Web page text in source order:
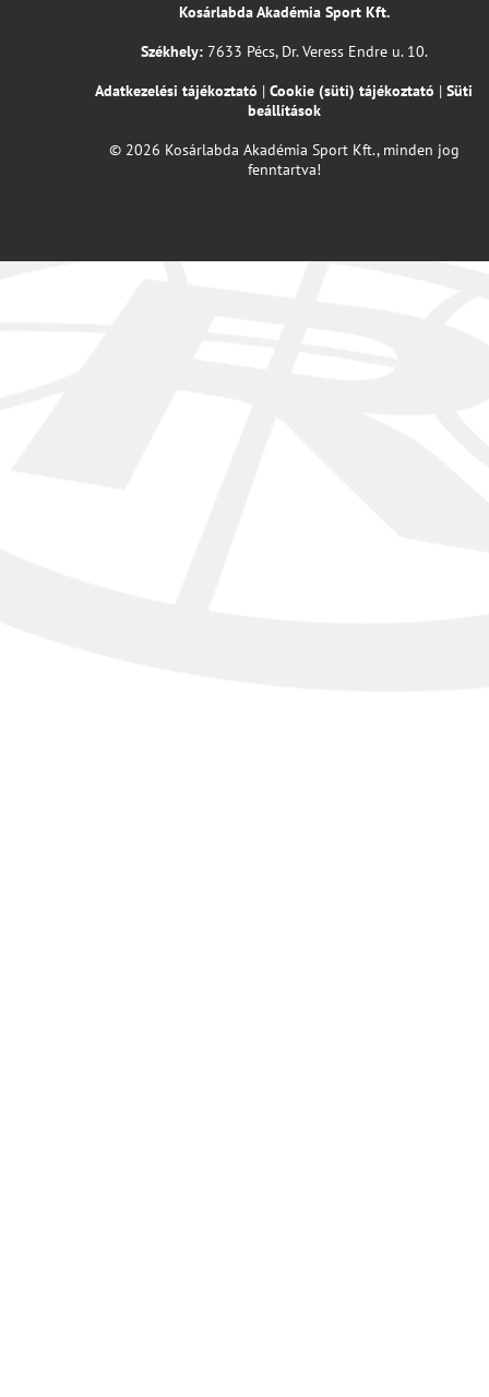
Kosárlabda Akadémia Sport Kft.
Székhely:7633 Pécs, Dr. Veress Endre u. 10.
Adatkezelési tájékoztató | Cookie (süti) tájékoztató | Süti
beállítások
© 2026 Kosárlabda Akadémia Sport Kft., minden jog
fenntartva!